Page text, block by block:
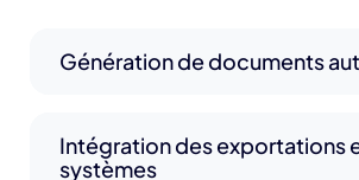
Génération de documents
Intégration des exportations
systèmes